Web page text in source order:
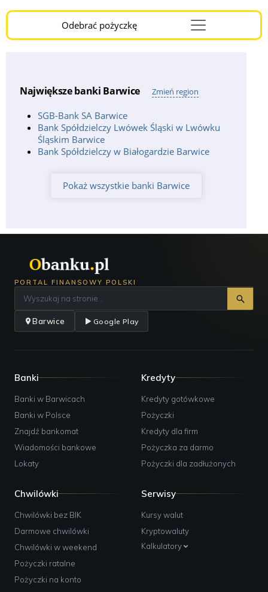
Odebrać pożyczkęMenu
Burger
Największe banki Barwice Zmień region
SGB-Bank SA Barwice
Bank Spółdzielczy Lwówek Śląski w Lwówku
Śląskim Barwice
Bank Spółdzielczy w Białogardzie Barwice
Pokaż wszystkie banki Barwice
PORTAL FINANSOWY POLSKI
Barwice Google Play
Banki
Banki w Barwicach
Banki w Polsce
Znajdź bankomat
Wiadomości bankowe
Lokaty
Kredyty
Kredyty gotówkowe
Pożyczki
Kredyty dla firm
Pożyczka za darmo
Pożyczki dla zadłużonych
Chwilówki
Chwilówki bez BIK
Darmowe chwilówki
Chwilówki w weekend
Pożyczki ratalne
Pożyczki na konto
Serwisy
Kursy walut
Kryptowaluty
Kalkulatory